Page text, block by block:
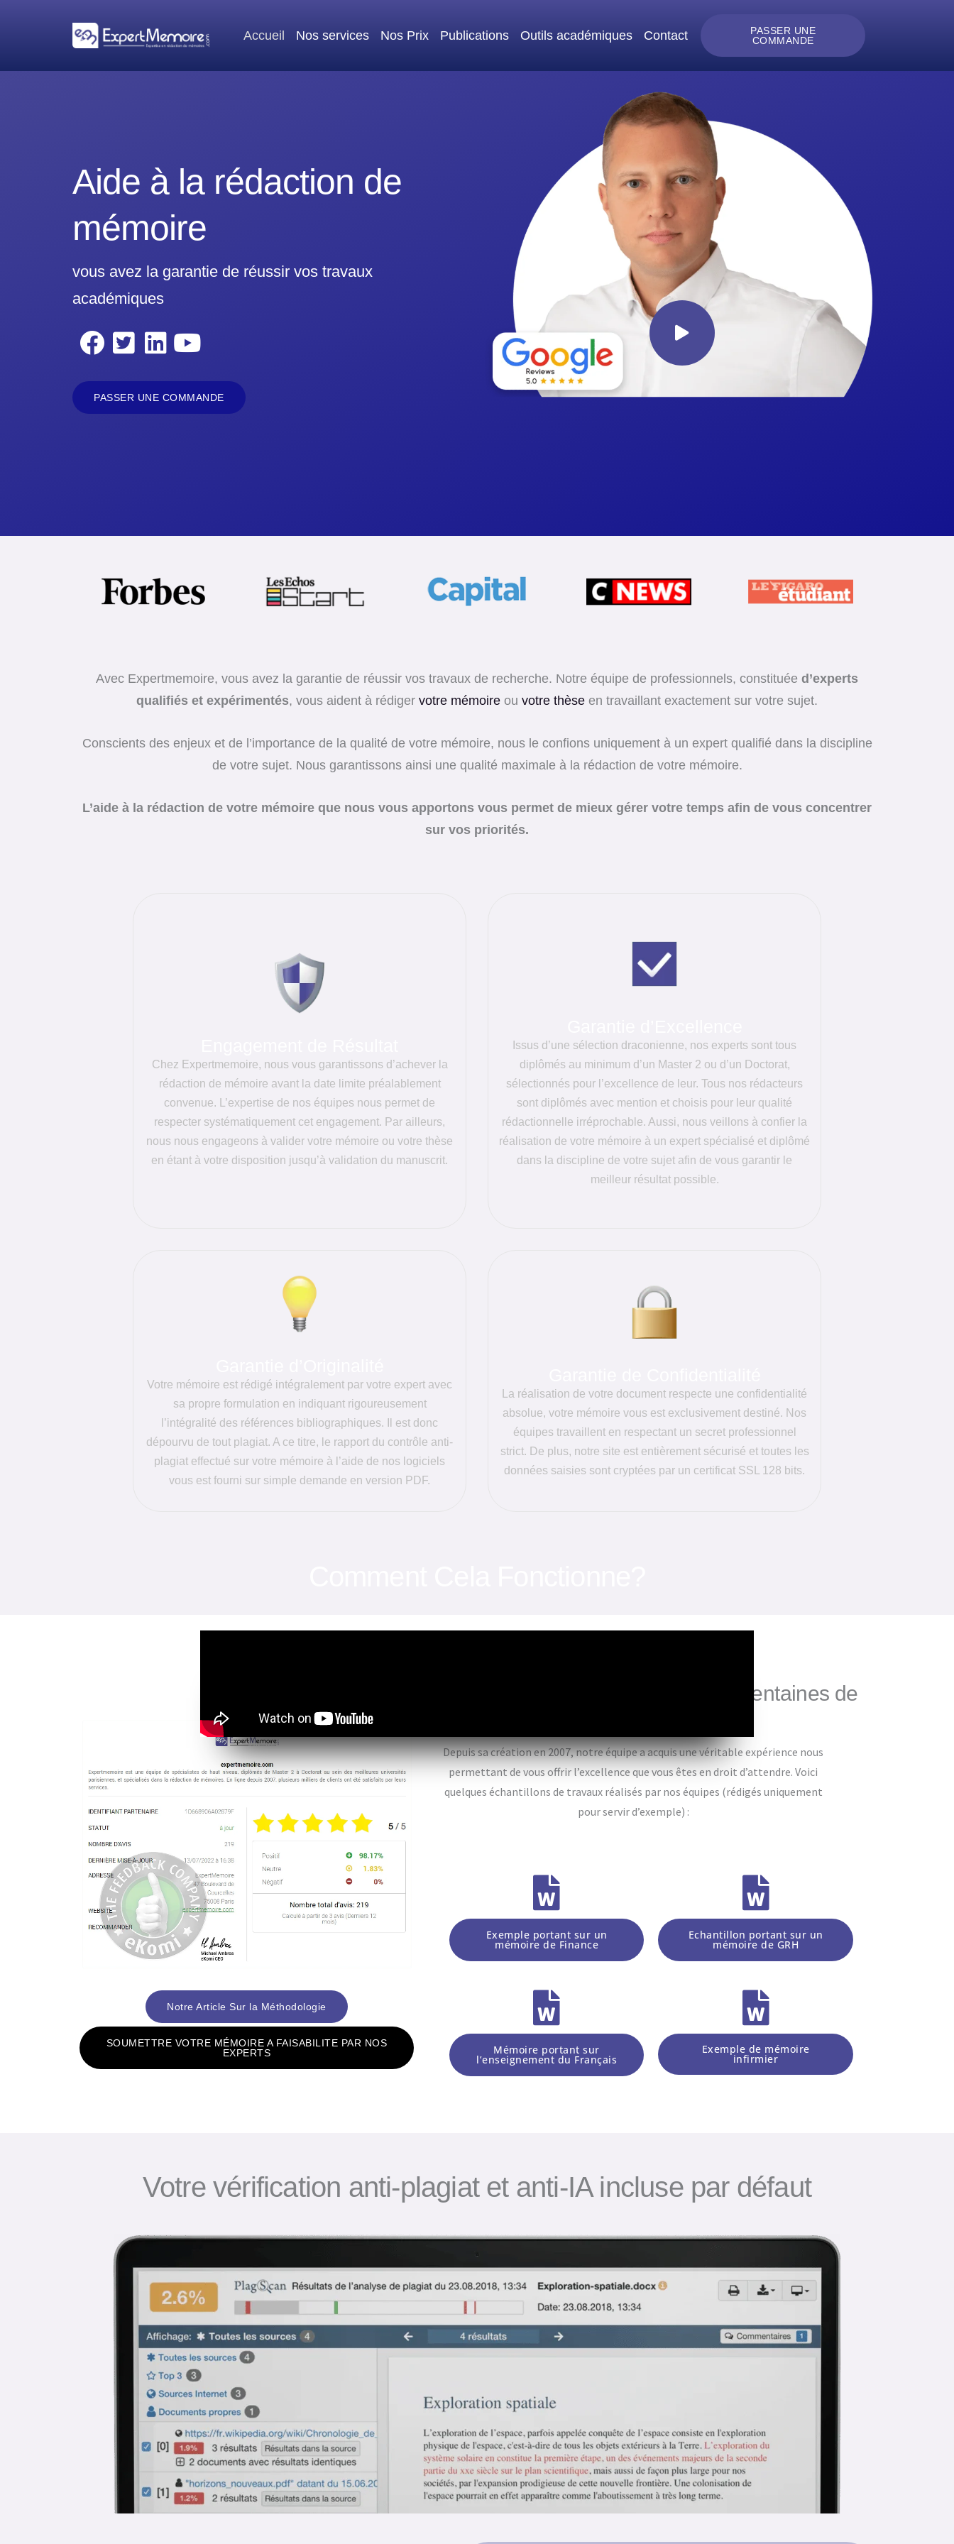
Accueil Nos services Nos Prix Publications Outils académiques Contact
PASSER UNE
COMMANDE
Aide à la rédaction de
mémoire
vous avez la garantie de réussir vos travaux
académiques
PASSER UNE COMMANDE
Avec Expertmemoire, vous avez la garantie de réussir vos travaux de recherche. Notre équipe de professionnels, constituée d’experts
qualifiés et expérimentés, vous aident à rédiger votre mémoire ou votre thèse en travaillant exactement sur votre sujet.
Conscients des enjeux et de l’importance de la qualité de votre mémoire, nous le confions uniquement à un expert qualifié dans la discipline
de votre sujet. Nous garantissons ainsi une qualité maximale à la rédaction de votre mémoire.
L’aide à la rédaction de votre mémoire que nous vous apportons vous permet de mieux gérer votre temps afin de vous concentrer
sur vos priorités.
Chez Expertmemoire, nous vous garantissons d’achever la
rédaction de mémoire avant la date limite préalablement
convenue. L’expertise de nos équipes nous permet de
respecter systématiquement cet engagement. Par ailleurs,
nous nous engageons à valider votre mémoire ou votre thèse
en étant à votre disposition jusqu’à validation du manuscrit.
Issus d’une sélection draconienne, nos experts sont tous
diplômés au minimum d’un Master 2 ou d’un Doctorat,
sélectionnés pour l’excellence de leur. Tous nos rédacteurs
sont diplômés avec mention et choisis pour leur qualité
rédactionnelle irréprochable. Aussi, nous veillons à confier la
réalisation de votre mémoire à un expert spécialisé et diplômé
dans la discipline de votre sujet afin de vous garantir le
meilleur résultat possible.
Votre mémoire est rédigé intégralement par votre expert avec
sa propre formulation en indiquant rigoureusement
l’intégralité des références bibliographiques. Il est donc
dépourvu de tout plagiat. A ce titre, le rapport du contrôle anti-
plagiat effectué sur votre mémoire à l’aide de nos logiciels
vous est fourni sur simple demande en version PDF.
La réalisation de votre document respecte une confidentialité
absolue, votre mémoire vous est exclusivement destiné. Nos
équipes travaillent en respectant un secret professionnel
strict. De plus, notre site est entièrement sécurisé et toutes les
données saisies sont cryptées par un certificat SSL 128 bits.
Notre Article Sur la Méthodologie
SOUMETTRE VOTRE MÉMOIRE A FAISABILITE PAR NOS
EXPERTS
Plus de 7 ans d’expérience, des centaines de
Depuis sa création en 2007, notre équipe a acquis une véritable expérience nous
permettant de vous offrir l’excellence que vous êtes en droit d’attendre. Voici
quelques échantillons de travaux réalisés par nos équipes (rédigés uniquement
pour servir d’exemple) :
Exemple portant sur un
mémoire de Finance
Echantillon portant sur un
mémoire de GRH
Mémoire portant sur
l’enseignement du Français
Exemple de mémoire
infirmier
Votre vérification anti-plagiat et anti-IA incluse par défaut